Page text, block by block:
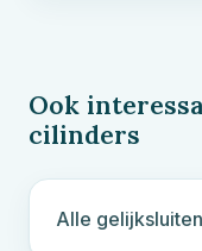
Ook
cilinders
Alle